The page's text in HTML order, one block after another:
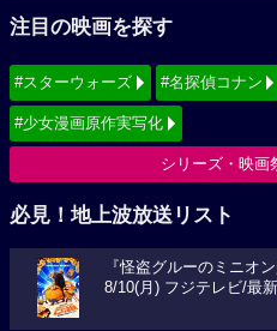
注目の映画を探す
#スターウォーズ #名探偵コナン
#少女漫画原作実写化
シリーズ・映画
必見！地上波放送リスト
『怪盗グルーのミニオン
8/10(月) フジテレビ/最